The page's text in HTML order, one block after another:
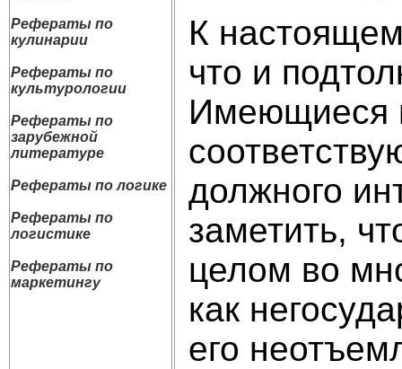
Рефераты по
кулинарии
Рефераты по
культурологии
Рефераты по
зарубежной
литературе
Рефераты по логике
Рефераты по
логистике
Рефераты по
маркетингу
К
что и
Имеющиеся
должного
заметить,
целом во
как
его